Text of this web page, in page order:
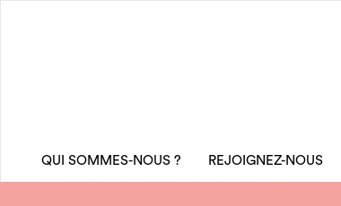
QUI SOMMES-NOUS ? REJOIGNEZ-NOUS